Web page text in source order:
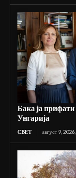
Бака ја прифати
Унгарија
СВЕТ август 9,